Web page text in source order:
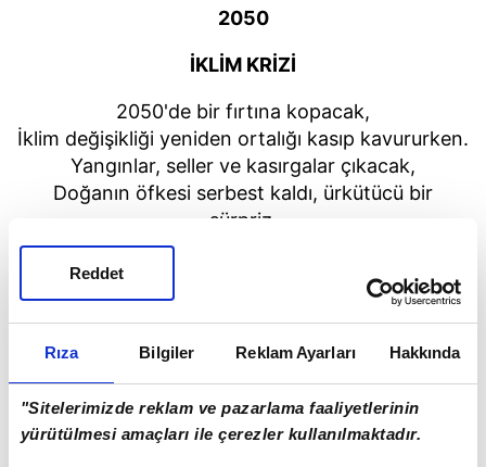
Rıza Bilgiler Reklam Ayarları Hakkında
"Sitelerimizde reklam ve pazarlama faaliyetlerinin
yürütülmesi amaçları ile çerezler kullanılmaktadır.
Reddet
2050
İKLİM KRİZİ
2050'de bir fırtına kopacak,
İklim değişikliği yeniden ortalığı kasıp kavururken.
Yangınlar, seller ve kasırgalar çıkacak,
Doğanın öfkesi serbest kaldı, ürkütücü bir
sürpriz.
İnsan bir yol bulmak için mücadele edecek,
Yoldan çıkmadan önce Dünya'yı onarmak için.
Ama açgözlülük ve ilgisizlik bedelini alacak,
İnsanlığın rolünün kesin bir hatırlatıcısı.
krizi yaşacağını söylerken, doğal afetlerle dolu bir
yıl olduğunu da belirtti.